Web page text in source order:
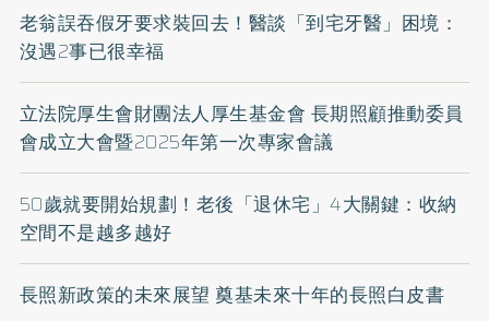
老翁誤吞假牙要求裝回去！醫談「到宅牙醫」困境：
沒遇2事已很幸福
立法院厚生會財團法人厚生基金會 長期照顧推動委員
會成立大會暨2025年第一次專家會議
50歲就要開始規劃！老後「退休宅」4大關鍵：收納
空間不是越多越好
長照新政策的未來展望 奠基未來十年的長照白皮書